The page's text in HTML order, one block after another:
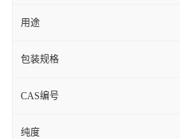
用途
包装规格
CAS编号
纯度